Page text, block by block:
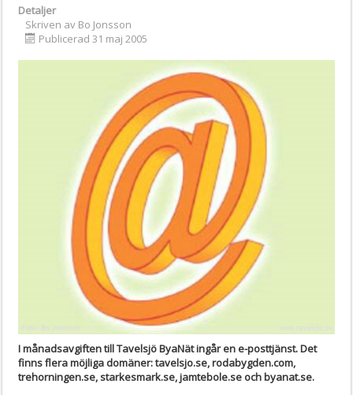
Detaljer
Skriven av Bo Jonsson
Publicerad 31 maj 2005
I månadsavgiften till Tavelsjö ByaNät ingår en e-posttjänst. Det
finns flera möjliga domäner:tavelsjo.se, rodabygden.com,
trehorningen.se, starkesmark.se, jamtebole.se och byanat.se.